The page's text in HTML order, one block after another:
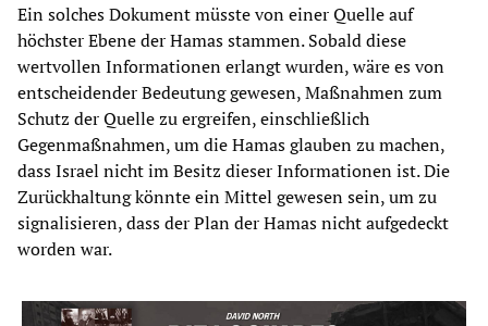
Ein solches Dokument müsste von einer Quelle auf
höchster Ebene der Hamas stammen. Sobald diese
wertvollen Informationen erlangt wurden, wäre es von
entscheidender Bedeutung gewesen, Maßnahmen zum
Schutz der Quelle zu ergreifen, einschließlich
Gegenmaßnahmen, um die Hamas glauben zu machen,
dass Israel nicht im Besitz dieser Informationen ist. Die
Zurückhaltung könnte ein Mittel gewesen sein, um zu
signalisieren, dass der Plan der Hamas nicht aufgedeckt
worden war.